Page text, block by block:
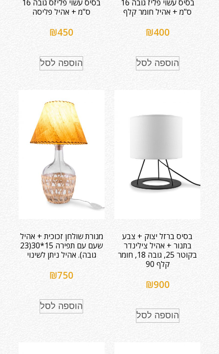
בסיס עשוי פליז גובה 16
ס"מ + אהיל חומר קלף
₪400
הוספה לסל
בסיס עשוי פליזס גובה 16
ס"מ + אהיל פליסה
₪450
הוספה לסל
בסיס ברזל יצוק + צבע
בתנור + אהיל צילינדר
בקוטר 25, גובה 18, חומר
קלף 90
₪900
הוספה לסל
מנורת שולחן זכוכית + אהיל
שעם עם תפירה 15*30(23
גובה). אהיל ניתן לשינוי
₪750
הוספה לסל